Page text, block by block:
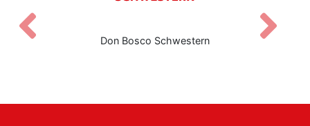
Don Bosco Schwestern
Zurück